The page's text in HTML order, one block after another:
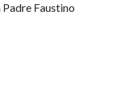
Faustino